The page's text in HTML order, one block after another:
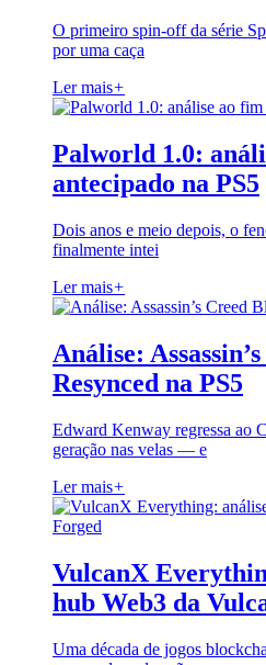
O primeiro spin-off da série
por uma caça
Ler mais+
Palworld 1.0:
antecipado na PS5
Dois anos e meio depois, o
finalmente intei
Ler mais+
Análise:
Resynced na PS5
Edward Kenway regressa ao
geração nas velas — e
Ler mais+
VulcanX
hub Web3 da
Uma década de jogos